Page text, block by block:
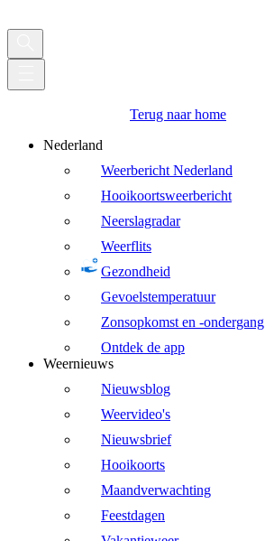
Terug naar home
Nederland
Weerbericht Nederland
Hooikoortsweerbericht
Neerslagradar
Weerflits
Gezondheid
Gevoelstemperatuur
Zonsopkomst en -ondergang
Ontdek de app
Weernieuws
Nieuwsblog
Weervideo's
Nieuwsbrief
Hooikoorts
Maandverwachting
Feestdagen